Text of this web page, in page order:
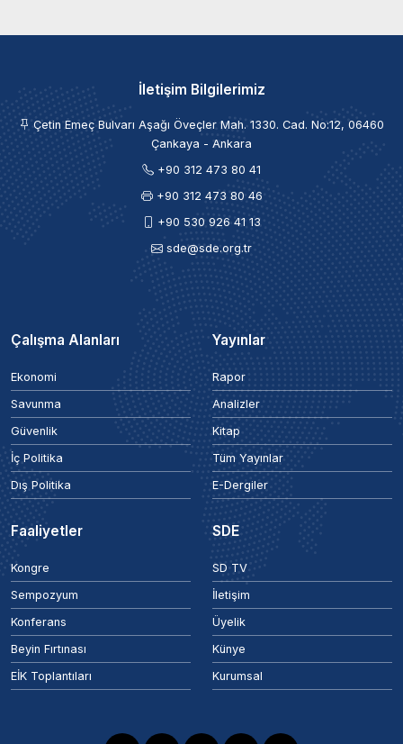
İletişim Bilgilerimiz
Çetin Emeç Bulvarı Aşağı Öveçler Mah. 1330. Cad. No:12, 06460
Çankaya - Ankara
+90 312 473 80 41
+90 312 473 80 46
+90 530 926 41 13
sde@sde.org.tr
Çalışma Alanları
Ekonomi
Savunma
Güvenlik
İç Politika
Dış Politika
Yayınlar
Rapor
Analizler
Kitap
Tüm Yayınlar
E-Dergiler
Faaliyetler
Kongre
Sempozyum
Konferans
Beyin Fırtınası
EİK Toplantıları
SDE
SD TV
İletişim
Üyelik
Künye
Kurumsal